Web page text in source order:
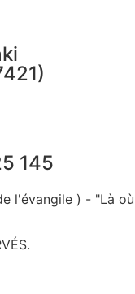
145
l'évangile ) - "Là où